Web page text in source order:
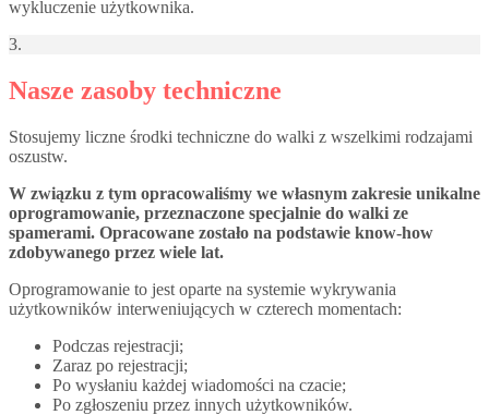
wykluczenie użytkownika.
3.
Nasze zasoby techniczne
Stosujemy liczne środki techniczne do walki z wszelkimi rodzajami
oszustw.
W związku z tym opracowaliśmy we własnym zakresie unikalne
oprogramowanie, przeznaczone specjalnie do walki ze
spamerami. Opracowane zostało na podstawie know-how
zdobywanego przez wiele lat.
Oprogramowanie to jest oparte na systemie wykrywania
użytkowników interweniujących w czterech momentach:
Podczas rejestracji;
Zaraz po rejestracji;
Po wysłaniu każdej wiadomości na czacie;
Po zgłoszeniu przez innych użytkowników.